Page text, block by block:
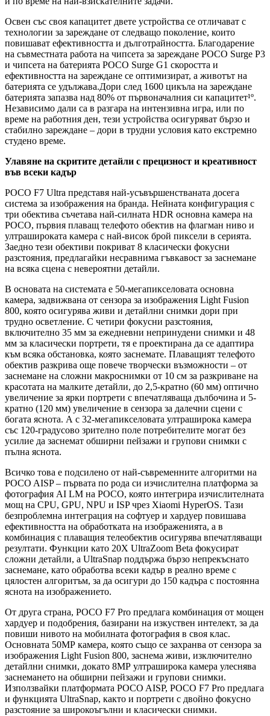
Освен със своя капацитет двете устройства се отличават с
технологии за зареждане от следващо поколение, които
повишават ефективността и дълготрайността. Благодарение
на съвместната работа на чипсета за зареждане POCO Surge P3
и чипсета на батерията POCO Surge G1 скоростта и
ефективността на зареждане се оптимизират, а животът на
батерията се удължава.Дори след 1600 цикъла на зареждане
батерията запазва над 80% от първоначалния си капацитет¹º.
Независимо дали са в разгара на интензивна игра, или по
време на работния ден, тези устройства осигуряват бързо и
стабилно зареждане – дори в трудни условия като екстремно
студено време.
Улавяне на скритите детайли с прецизност и креативност
във всеки кадър
POCO F7 Ultra представя най-усъвършенстваната досега
система за изображения на бранда. Нейната конфигурация с
три обектива съчетава най-силната HDR основна камера на
POCO, първия плаващ телефото обектив на флагман ниво и
ултрашироката камера с най-висок брой пиксели в серията.
Заедно тези обективи покриват 8 класически фокусни
разстояния, предлагайки несравнима гъвкавост за заснемане
на всяка сцена с невероятни детайли.
В основата на системата е 50-мегапикселовата основна
камера, задвижвана от сензора за изображения Light Fusion
800, която осигурява живи и детайлни снимки дори при
трудно осветление. С четири фокусни разстояния,
включително 35 мм за ежедневни непринудени снимки и 48
мм за класически портрети, тя е проектирана да се адаптира
към всяка обстановка, която заснемате. Плаващият телефото
обектив разкрива още повече творчески възможности – от
заснемане на сложни макроснимки от 10 см за разкриване на
красотата на малките детайли, до 2,5-кратно (60 мм) оптично
увеличение за ярки портрети с впечатляваща дълбочина и 5-
кратно (120 мм) увеличение в сензора за далечни сцени с
богата яснота. А с 32-мегапикселовата ултраширока камера
със 120-градусово зрително поле потребителите могат без
усилие да заснемат обширни пейзажи и групови снимки с
пълна яснота.
Всичко това е подсилено от най-съвременните алгоритми на
POCO AISP – първата по рода си изчислителна платформа за
фотография AI LM на POCO, която интегрира изчислителната
мощ на CPU, GPU, NPU и ISP чрез Xiaomi HyperOS. Тази
безпроблемна интеграция на софтуер и хардуер повишава
ефективността на обработката на изображенията, а в
комбинация с плаващия телеобектив осигурява впечатляващи
резултати. Функции като 20X UltraZoom Beta фокусират
сложни детайли, а UltraSnap поддържа бързо непрекъснато
заснемане, като обработва всеки кадър в реално време с
цялостен алгоритъм, за да осигури до 150 кадъра с постоянна
яснота на изображението.
От друга страна, POCO F7 Pro предлага комбинация от мощен
хардуер и подобрения, базирани на изкуствен интелект, за да
повиши нивото на мобилната фотография в своя клас.
Основната 50МР камера, която също се захранва от сензора за
изображения Light Fusion 800, заснема живи, изключително
детайлни снимки, докато 8МР ултраширока камера улеснява
заснемането на обширни пейзажи и групови снимки.
Използвайки платформата POCO AISP, POCO F7 Pro предлага
и функцията UltraSnap, както и портрети с двойно фокусно
разстояние за широкоъгълни и класически снимки.